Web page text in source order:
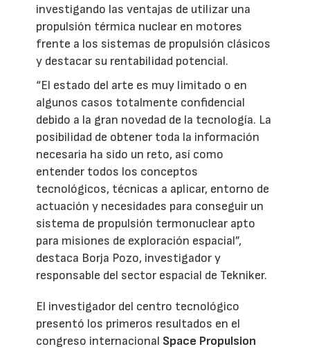
investigando las ventajas de utilizar una
propulsión térmica nuclear en motores
frente a los sistemas de propulsión clásicos
y destacar su rentabilidad potencial.
“El estado del arte es muy limitado o en
algunos casos totalmente confidencial
debido a la gran novedad de la tecnología. La
posibilidad de obtener toda la información
necesaria ha sido un reto, así como
entender todos los conceptos
tecnológicos, técnicas a aplicar, entorno de
actuación y necesidades para conseguir un
sistema de propulsión termonuclear apto
para misiones de exploración espacial”,
destaca Borja Pozo, investigador y
responsable del sector espacial de Tekniker.
El investigador del centro tecnológico
presentó los primeros resultados en el
congreso internacional Space Propulsion